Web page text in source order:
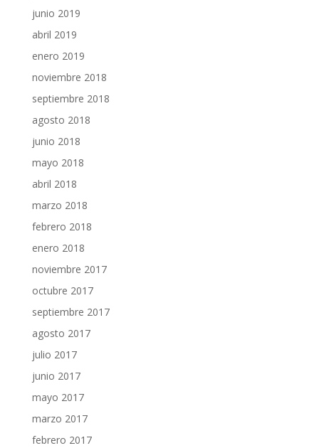
junio 2019
abril 2019
enero 2019
noviembre 2018
septiembre 2018
agosto 2018
junio 2018
mayo 2018
abril 2018
marzo 2018
febrero 2018
enero 2018
noviembre 2017
octubre 2017
septiembre 2017
agosto 2017
julio 2017
junio 2017
mayo 2017
marzo 2017
febrero 2017